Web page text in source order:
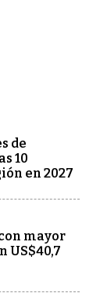
de
10
en 2027
mayor
US$40,7